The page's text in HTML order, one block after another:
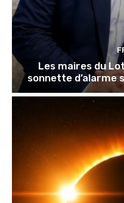
Les maires du
sonnette d’alarme